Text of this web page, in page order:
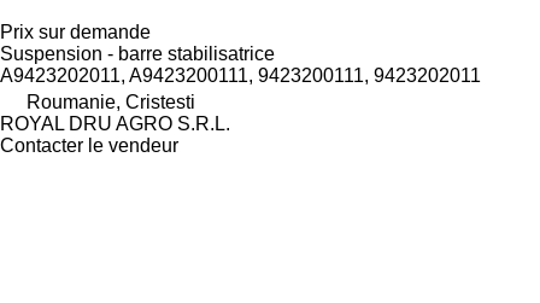
Prix sur demande
Suspension - barre stabilisatrice
A9423202011, A9423200111, 9423200111, 9423202011
Roumanie, Cristesti
ROYAL DRU AGRO S.R.L.
Contacter le vendeur